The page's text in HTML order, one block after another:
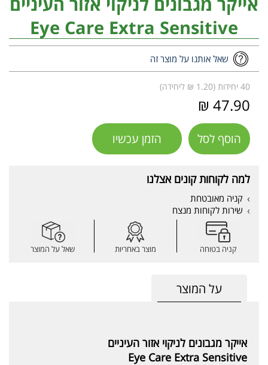
Eye Care Extra Sensitive
שאל אותנו על מוצר זה
40 יחידות (1.20 ₪ ליחידה)
47.90 ₪
הוסף לסל הזמן עכשיו
למה לקוחות קונים אצלנו
קניה מאובטחת
שירות לקוחות מנצח
קניה בטוחה מוצר באחריות שאל על המוצר
על המוצר
אייקר מגבונים לניקוי אזור העיניים
Eye Care Extra Sensitive